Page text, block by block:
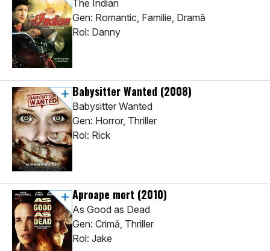
The Indian
Gen: Romantic, Familie, Dramă
Rol: Danny
Babysitter Wanted (2008)
Babysitter Wanted
Gen: Horror, Thriller
Rol: Rick
Aproape mort (2010)
As Good as Dead
Gen: Crimă, Thriller
Rol: Jake